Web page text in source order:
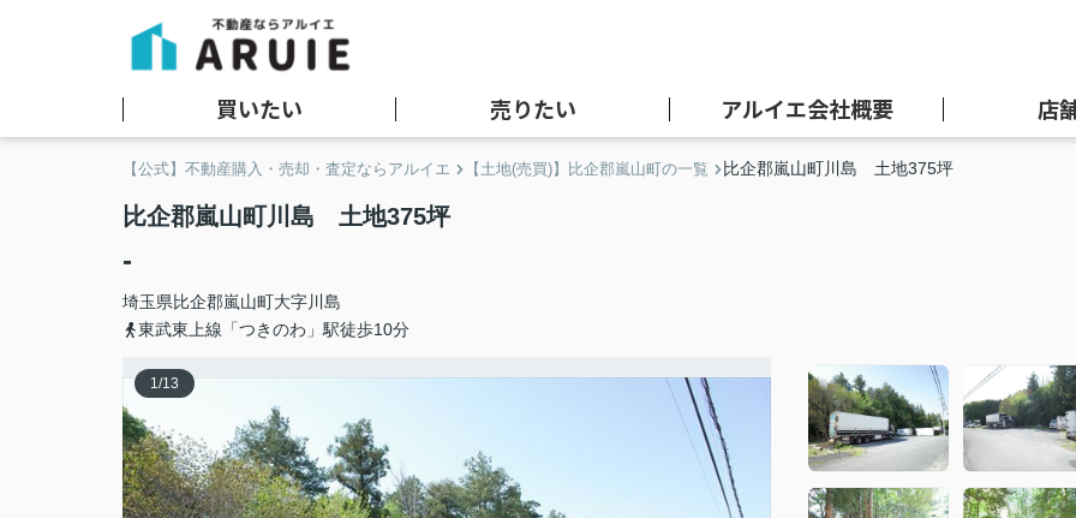
買いたい 売りたい アルイエ会社概要 店
【公式】不動産購入・売却・査定ならアルイエ 【土地(売買)】比企郡嵐山町の一覧 比企郡嵐山町川島 土地375坪
比企郡嵐山町川島 土地375坪
-
埼玉県比企郡嵐山町大字川島
東武東上線「つきのわ」駅徒歩10分
1 /13